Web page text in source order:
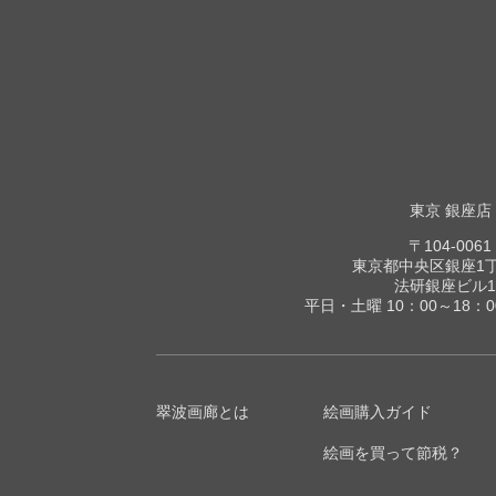
東京 銀座店
〒104-0061
東京都中央区銀座1
法研銀座ビル
平日・土曜 10：00～18：
翠波画廊とは 絵画購入ガイド
絵画を買って節税？